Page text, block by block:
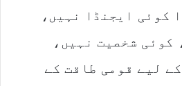
کوئی ایجنڈا نہیں،
کوئی شخصیت نہیں،
لیے قومی طاقت کے